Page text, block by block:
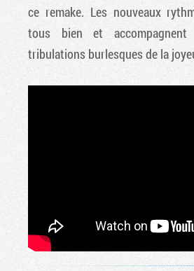
ce remake. Les nouveaux
tous bien et accompagnent
tribulations burlesques de la